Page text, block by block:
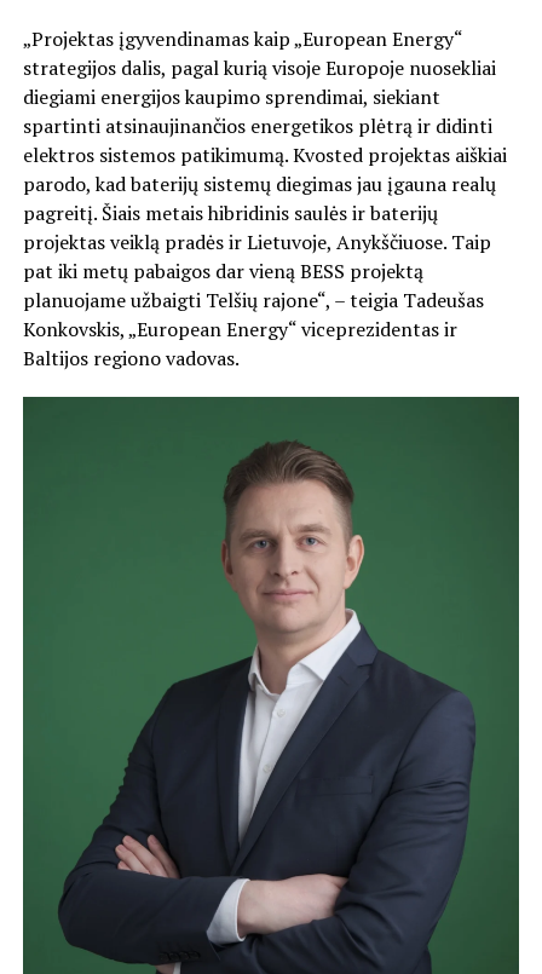
„Projektas įgyvendinamas kaip „European Energy“
strategijos dalis, pagal kurią visoje Europoje nuosekliai
diegiami energijos kaupimo sprendimai, siekiant
spartinti atsinaujinančios energetikos plėtrą ir didinti
elektros sistemos patikimumą. Kvosted projektas aiškiai
parodo, kad baterijų sistemų diegimas jau įgauna realų
pagreitį. Šiais metais hibridinis saulės ir baterijų
projektas veiklą pradės ir Lietuvoje, Anykščiuose. Taip
pat iki metų pabaigos dar vieną BESS projektą
planuojame užbaigti Telšių rajone“, – teigia Tadeušas
Konkovskis, „European Energy“ viceprezidentas ir
Baltijos regiono vadovas.